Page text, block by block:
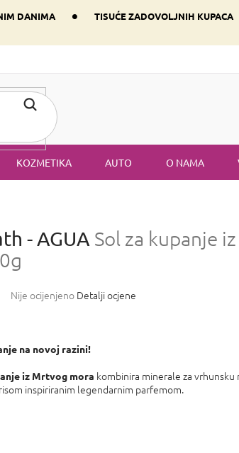
DANIMA • TISUĆE ZADOVOLJNIH KUPACA
KOZMETIKA AUTO O NAMA
- AGUA Sol za kupanje
Prosječna
0,0
5
zvjezdica.
Nije ocijenjeno Detalji ocjene
na novoj razini!
iz Mrtvog mora kombinira minerale za vrhunsku
inspiriranim legendarnim parfemom.